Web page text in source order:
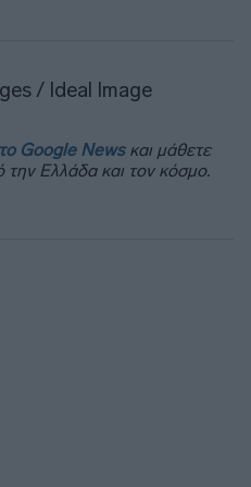
/ Ideal Image
Google Newsκαι μάθετε
Ελλάδα και τον κόσμο.